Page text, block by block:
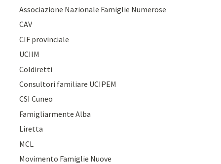
Associazione Nazionale Famiglie Numerose
CAV
CIF provinciale
UCIIM
Coldiretti
Consultori familiare UCIPEM
CSI Cuneo
Famigliarmente Alba
Liretta
MCL
Movimento Famiglie Nuove